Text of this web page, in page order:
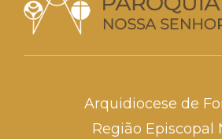
Arquidiocese de
Região Episcopal